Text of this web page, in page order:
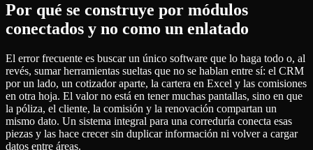
Por qué se construye por módulos
conectados y no como un enlatado
El error frecuente es buscar un único software que lo haga todo o, al
revés, sumar herramientas sueltas que no se hablan entre sí: el CRM
por un lado, un cotizador aparte, la cartera en Excel y las comisiones
en otra hoja. El valor no está en tener muchas pantallas, sino en que
la póliza, el cliente, la comisión y la renovación compartan un
mismo dato. Un sistema integral para una correduría conecta esas
piezas y las hace crecer sin duplicar información ni volver a cargar
datos entre áreas.